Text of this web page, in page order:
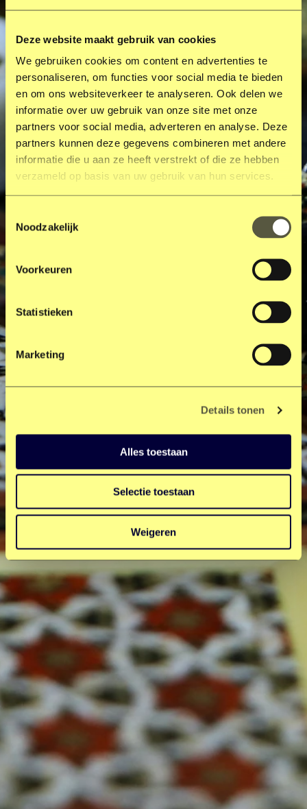
Deze website maakt gebruik van cookies
We gebruiken cookies om content en advertenties te
personaliseren, om functies voor social media te bieden
en om ons websiteverkeer te analyseren. Ook delen we
informatie over uw gebruik van onze site met onze
partners voor social media, adverteren en analyse. Deze
partners kunnen deze gegevens combineren met andere
informatie die u aan ze heeft verstrekt of die ze hebben
verzameld op basis van uw gebruik van hun services.
Toestemmingsselectie
Noodzakelijk
Voorkeuren
Statistieken
Marketing
Details tonen
Alles toestaan
Selectie toestaan
Weigeren